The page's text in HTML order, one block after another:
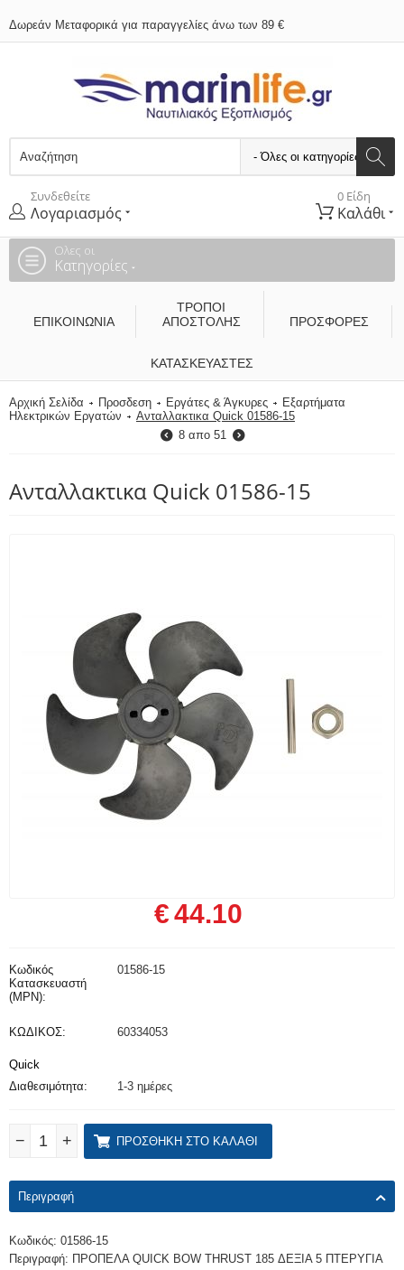
Δωρεάν Μεταφορικά για παραγγελίες άνω των 89 €
Συνδεθείτε
Λογαριασμός
0 Είδη
Καλάθι
Ολες οι
Κατηγορίες
ΕΠΙΚΟΙΝΩΝΊΑ
ΤΡΌΠΟΙ
ΑΠΟΣΤΟΛΉΣ
ΠΡΟΣΦΟΡΕΣ
ΚΑΤΑΣΚΕΥΑΣΤΈΣ
Αρχική Σελίδα Προσδεση Εργάτες & Άγκυρες
Εξαρτήματα
Ηλεκτρικών Εργατών
Ανταλλακτικα Quick 01586-15
8 απο 51
Ανταλλακτικα Quick 01586-15
€44.10
Κωδικός
Κατασκευαστή
(MPN):
01586-15
ΚΩΔΙΚΟΣ: 60334053
Quick
Διαθεσιμότητα:
1-3 ημέρες
+
− ΠΡΟΣΘΉΚΗ ΣΤΟ ΚΑΛΆΘΙ
Περιγραφή
Κωδικός: 01586-15
Περιγραφή: ΠΡΟΠΕΛΑ QUICK BOW THRUST 185 ΔΕΞΙΑ 5 ΠΤΕΡΥΓΙΑ